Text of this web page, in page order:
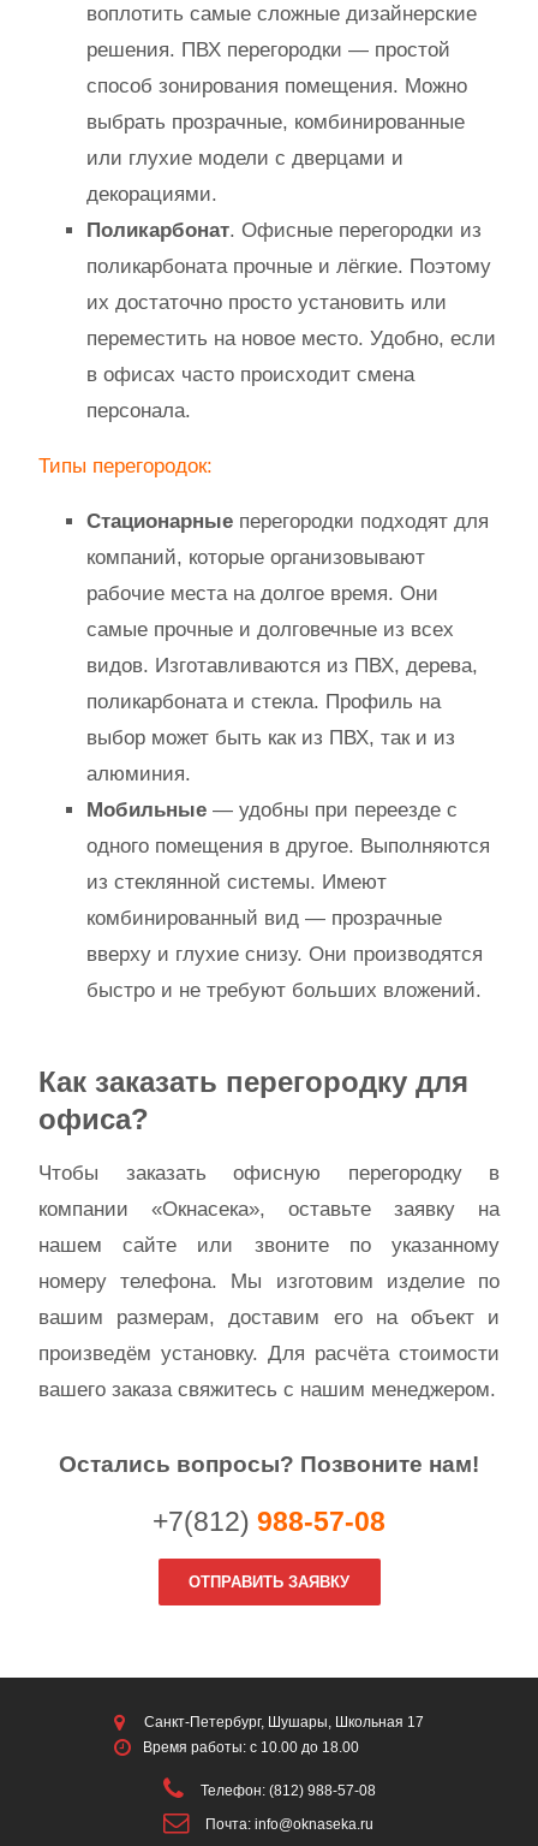
воплотить самые сложные дизайнерские
решения. ПВХ перегородки — простой
способ зонирования помещения. Можно
выбрать прозрачные, комбинированные
или глухие модели с дверцами и
декорациями.
Поликарбонат. Офисные перегородки из
поликарбоната прочные и лёгкие. Поэтому
их достаточно просто установить или
переместить на новое место. Удобно, если
в офисах часто происходит смена
персонала.
Типы перегородок:
Стационарные перегородки подходят для
компаний, которые организовывают
рабочие места на долгое время. Они
самые прочные и долговечные из всех
видов. Изготавливаются из ПВХ, дерева,
поликарбоната и стекла. Профиль на
выбор может быть как из ПВХ, так и из
алюминия.
Мобильные — удобны при переезде с
одного помещения в другое. Выполняются
из стеклянной системы. Имеют
комбинированный вид — прозрачные
вверху и глухие снизу. Они производятся
быстро и не требуют больших вложений.
Как заказать перегородку для
офиса?
Чтобы заказать офисную перегородку в
компании «Окнасека», оставьте заявку на
нашем сайте или звоните по указанному
номеру телефона. Мы изготовим изделие по
вашим размерам, доставим его на объект и
произведём установку. Для расчёта стоимости
вашего заказа свяжитесь с нашим менеджером.
Остались вопросы? Позвоните нам!
+7(812) 988-57-08
ОТПРАВИТЬ ЗАЯВКУ
Санкт-Петербург, Шушары, Школьная 17
Время работы: с 10.00 до 18.00
Телефон: (812) 988-57-08
Почта: info@oknaseka.ru